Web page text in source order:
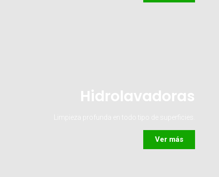
Hidrolavadoras
Limpieza profunda en todo tipo de superficies.
Ver más